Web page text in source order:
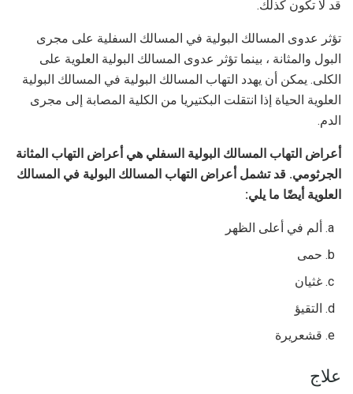
قد لا تكون كذلك.
تؤثر عدوى المسالك البولية في المسالك السفلية على مجرى
البول والمثانة ، بينما تؤثر عدوى المسالك البولية العلوية على
الكلى. يمكن أن يهدد التهاب المسالك البولية في المسالك البولية
العلوية الحياة إذا انتقلت البكتيريا من الكلية المصابة إلى مجرى
الدم.
أعراض التهاب المسالك البولية السفلي هي أعراض التهاب المثانة
الجرثومي. قد تشمل أعراض التهاب المسالك البولية في المسالك
العلوية أيضًا ما يلي:
ألم في أعلى الظهر
حمى
غثيان
التقيؤ
قشعريرة
علاج